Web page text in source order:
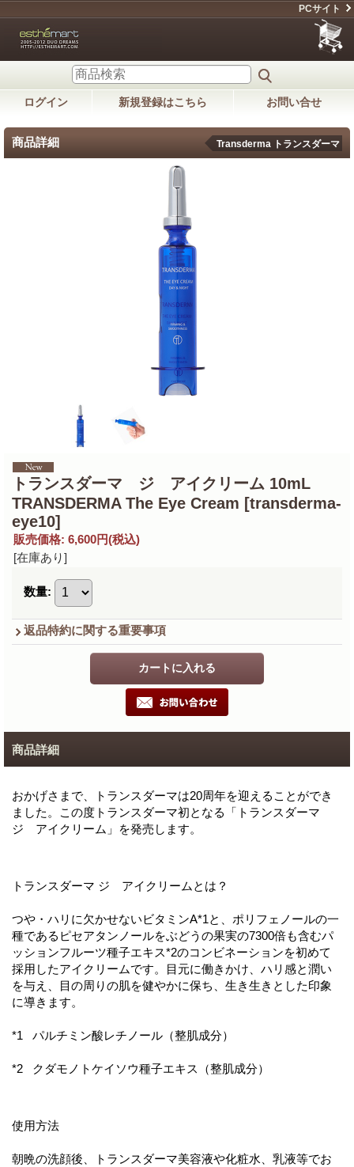
PCサイト
ログイン 新規登録はこちら お問い合せ
商品詳細 Transderma トランスダーマ
トランスダーマ ジ アイクリーム 10mL
TRANSDERMA The Eye Cream [transderma-
eye10]
販売価格: 6,600円(税込)
[在庫あり]
数量:
返品特約に関する重要事項
商品詳細
おかげさまで、トランスダーマは20周年を迎えることができ
ました。この度トランスダーマ初となる「トランスダーマ
ジ アイクリーム」を発売します。
トランスダーマ ジ アイクリームとは？
つや・ハリに欠かせないビタミンA*1と、ポリフェノールの一
種であるピセアタンノールをぶどうの果実の7300倍も含むパ
ッションフルーツ種子エキス*2のコンビネーションを初めて
採用したアイクリームです。目元に働きかけ、ハリ感と潤い
を与え、目の周りの肌を健やかに保ち、生き生きとした印象
に導きます。
*1 パルチミン酸レチノール（整肌成分）
*2 クダモノトケイソウ種子エキス（整肌成分）
使用方法
朝晩の洗顔後、トランスダーマ美容液や化粧水、乳液等でお